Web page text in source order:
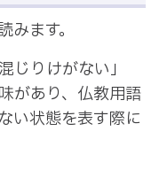
ます。
じりけがない」
があり、仏教用語
い状態を表す際に